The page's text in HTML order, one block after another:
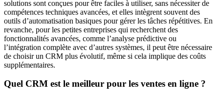
solutions sont conçues pour être faciles à utiliser, sans nécessiter de
compétences techniques avancées, et elles intègrent souvent des
outils d’automatisation basiques pour gérer les tâches répétitives. En
revanche, pour les petites entreprises qui recherchent des
fonctionnalités avancées, comme l’analyse prédictive ou
l’intégration complète avec d’autres systèmes, il peut être nécessaire
de choisir un CRM plus évolutif, même si cela implique des coûts
supplémentaires.
Quel CRM est le meilleur pour les ventes en ligne ?